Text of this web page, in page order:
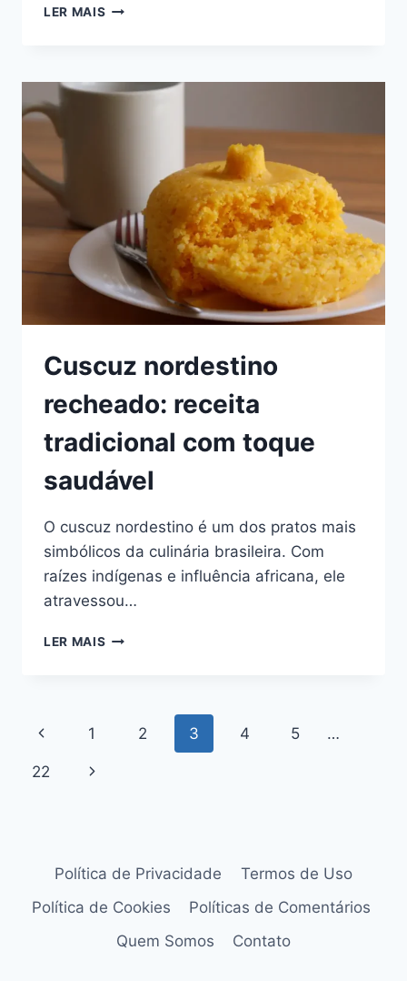
LER MAIS 5
MARIA
LANCHE
DA
TARDE
Cuscuz nordestino
recheado: receita
tradicional com toque
saudável
O cuscuz nordestino é um dos pratos mais
simbólicos da culinária brasileira. Com
raízes indígenas e influência africana, ele
atravessou…
LER MAIS CUSCUZ
TRADICIONAL
Navegação
da
Página
Anterior
1 2 3 4 5 …
22
Página
Política de Privacidade
Termos de Uso
Política de Cookies
Políticas de Comentários
Quem Somos
Contato